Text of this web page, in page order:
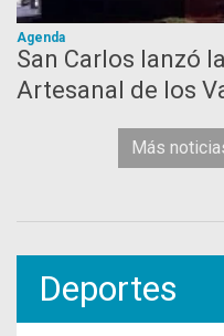
Agenda
San Carlos lanzó
Artesanal de los
Más
Deportes